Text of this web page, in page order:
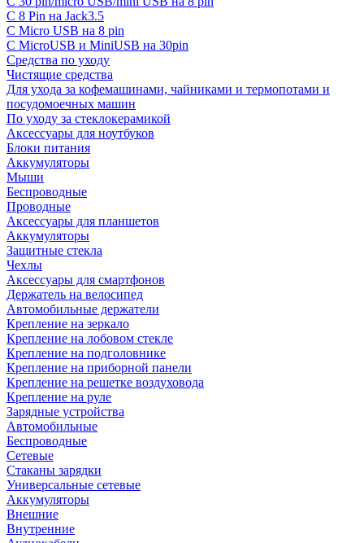
С 8 Pin на Jack3.5
С Micro USB на 8 pin
С MicroUSB и MiniUSB на 30pin
Средства по уходу
Чистящие средства
Для ухода за кофемашинами, чайниками и термопотами и
посудомоечных машин
По уходу за стеклокерамикой
Аксессуары для ноутбуков
Блоки питания
Аккумуляторы
Мыши
Беспроводные
Проводные
Аксессуары для планшетов
Аккумуляторы
Защитные стекла
Чехлы
Аксессуары для смартфонов
Держатель на велосипед
Автомобильные держатели
Крепление на зеркало
Крепление на лобовом стекле
Крепление на подголовнике
Крепление на приборной панели
Крепление на решетке воздуховода
Крепление на руле
Зарядные устройства
Автомобильные
Беспроводные
Сетевые
Стаканы зарядки
Универсальные сетевые
Аккумуляторы
Внешние
Внутренние